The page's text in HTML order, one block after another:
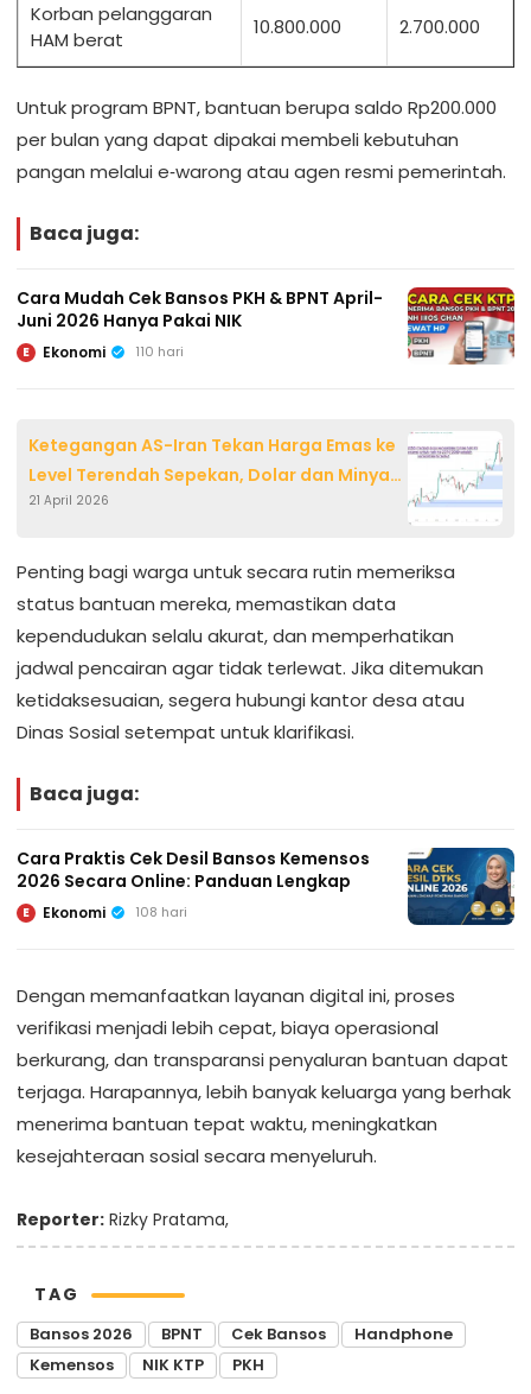
Korban pelanggaran
HAM berat
10.800.000 2.700.000
Untuk program BPNT, bantuan berupa saldo Rp200.000
per bulan yang dapat dipakai membeli kebutuhan
pangan melalui e‑warong atau agen resmi pemerintah.
Baca juga:
Cara Mudah Cek Bansos PKH & BPNT April-
Juni 2026 Hanya Pakai NIK
E Ekonomi 110 hari
Ketegangan AS-Iran Tekan Harga Emas ke
Level Terendah Sepekan, Dolar dan Minyak
Menguat
21 April 2026
Penting bagi warga untuk secara rutin memeriksa
status bantuan mereka, memastikan data
kependudukan selalu akurat, dan memperhatikan
jadwal pencairan agar tidak terlewat. Jika ditemukan
ketidaksesuaian, segera hubungi kantor desa atau
Dinas Sosial setempat untuk klarifikasi.
Baca juga:
Cara Praktis Cek Desil Bansos Kemensos
2026 Secara Online: Panduan Lengkap
E Ekonomi 108 hari
Dengan memanfaatkan layanan digital ini, proses
verifikasi menjadi lebih cepat, biaya operasional
berkurang, dan transparansi penyaluran bantuan dapat
terjaga. Harapannya, lebih banyak keluarga yang berhak
menerima bantuan tepat waktu, meningkatkan
kesejahteraan sosial secara menyeluruh.
Reporter: Rizky Pratama,
TAG
Bansos 2026 BPNT Cek Bansos
Handphone
Kemensos
NIK KTP PKH